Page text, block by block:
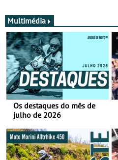
Multimédia
Os destaques do mês de
julho de 2026